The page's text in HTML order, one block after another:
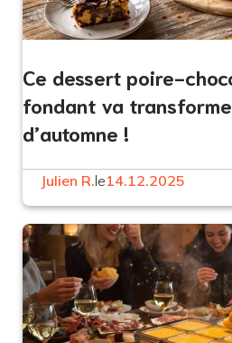
Ce dessert poire-
fondant va
d’automne !
Julien R.le14.12.2025